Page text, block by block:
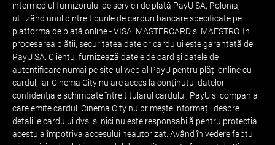
intermediul furnizorului de servicii de plată PayU SA, Polonia,
utilizând unul dintre tipurile de carduri bancare specificate pe
platforma de plată online - VISA, MASTERCARD și MAESTRO. In
procesarea plătii, securitatea datelor cardului este garantată de
PayU SA. Clientul furnizează datele de card și datele de
autentificare numai pe site-ul web al PayU pentru plăți online cu
cardul, iar Cinema City nu are acces la conținutul datelor
confidențiale schimbate între titularul cardului, PayU și compania
care emite cardul. Cinema City nu primește informații despre
detaliile cardului dvs. și nici nu este responsabilă pentru protecția
acestuia împotriva accesului neautorizat. Având în vedere faptul